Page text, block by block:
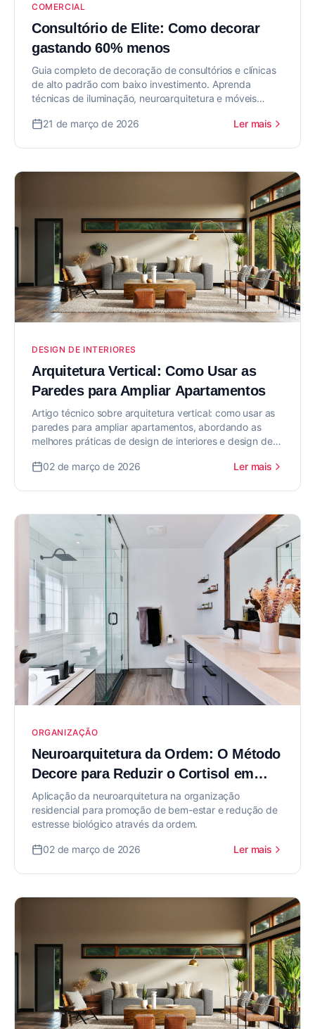
COMERCIAL
Consultório de Elite: Como decorar
gastando 60% menos
Guia completo de decoração de consultórios e clínicas
de alto padrão com baixo investimento. Aprenda
técnicas de iluminação, neuroarquitetura e móveis
21 de março de 2026
Ler mais
DESIGN DE INTERIORES
Arquitetura Vertical: Como Usar as
Paredes para Ampliar Apartamentos
Artigo técnico sobre arquitetura vertical: como usar as
paredes para ampliar apartamentos, abordando as
melhores práticas de design de interiores e design de
02 de março de 2026
Ler mais
ORGANIZAÇÃO
Neuroarquitetura da Ordem: O Método
Decore para Reduzir o Cortisol em
Casa
Aplicação da neuroarquitetura na organização
residencial para promoção de bem-estar e redução de
estresse biológico através da ordem.
02 de março de 2026 Ler mais